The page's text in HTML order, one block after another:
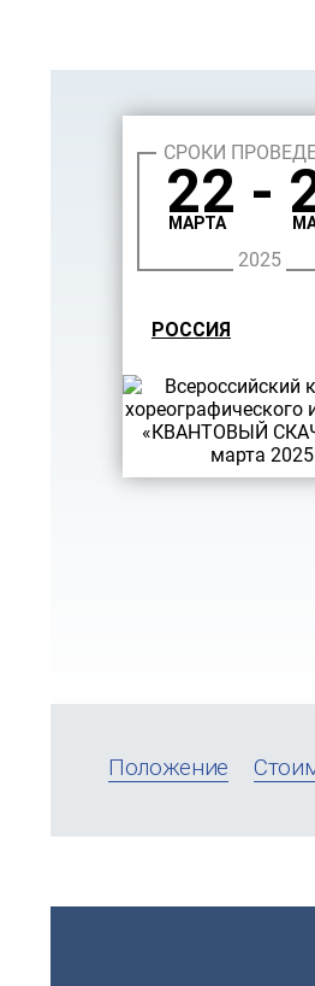
СРОКИ
22 -
МАРТА
2025
РОССИЯ
Положение